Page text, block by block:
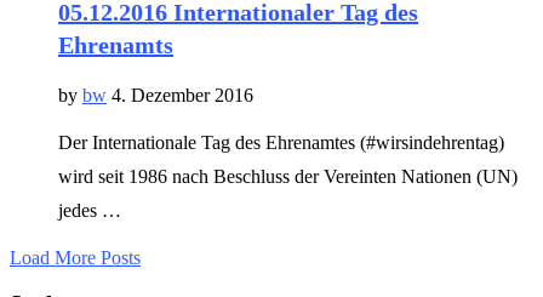
05.12.2016 Internationaler Tag des
Ehrenamts
by bw 4. Dezember 2016
Der Internationale Tag des Ehrenamtes (#wirsindehrentag)
wird seit 1986 nach Beschluss der Vereinten Nationen (UN)
jedes …
Load More Posts